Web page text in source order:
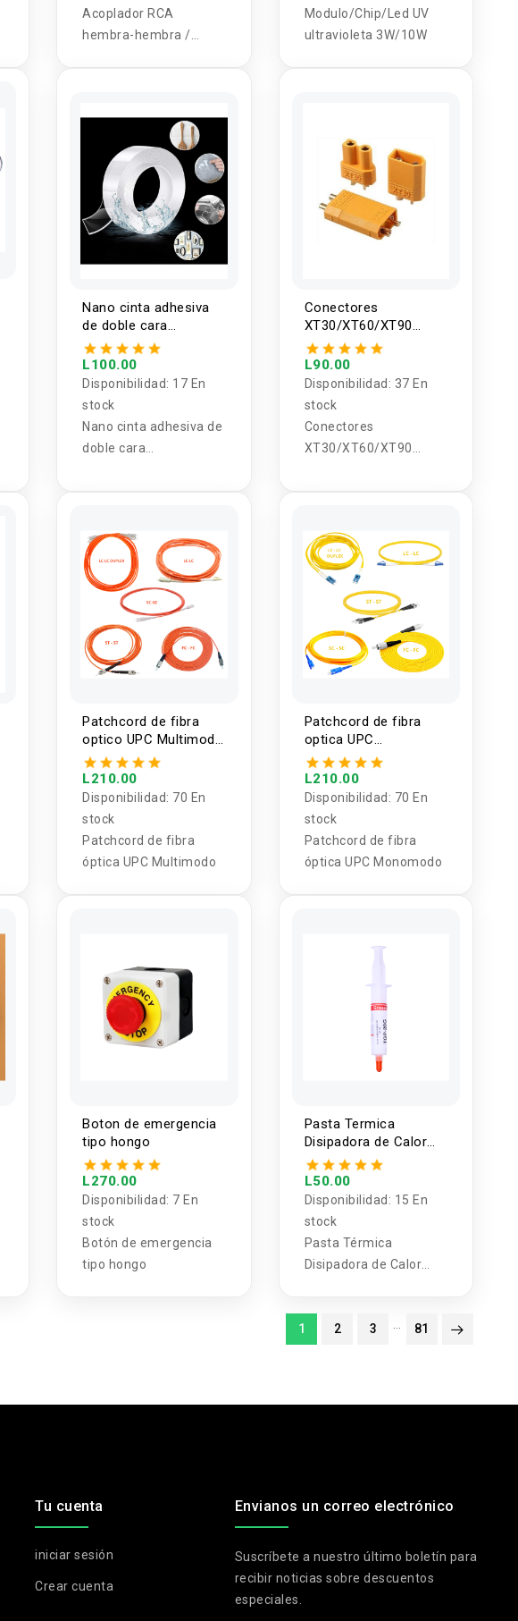
Acoplador RCA
hembra-hembra /
Modulo/Chip/Led UV
ultravioleta 3W/10W
Nano cinta adhesiva
de doble cara
transparente 20 x
3mm
L100.00
Disponibilidad: 17 En
stock
Nano cinta adhesiva de
doble cara
Conectores
XT30/XT60/XT90
hembra/macho
L90.00
Disponibilidad: 37 En
stock
Conectores
XT30/XT60/XT90
Patchcord de fibra
optico UPC Multimodo
3M
L210.00
Disponibilidad: 70 En
stock
Patchcord de fibra
óptica UPC Multimodo
Patchcord de fibra
optica UPC
Monomodo 3 metros
L210.00
Disponibilidad: 70 En
stock
Patchcord de fibra
óptica UPC Monomodo
Boton de emergencia
tipo hongo
L270.00
Disponibilidad: 7 En
stock
Botón de emergencia
tipo hongo
Pasta Termica
Disipadora de Calor
TGP-20G Blanca 20g
L50.00
Disponibilidad: 15 En
stock
Pasta Térmica
Disipadora de Calor
1 2 3 … 81
Tu cuenta
iniciar sesión
Crear cuenta
Envianos un correo electrónico
Suscríbete a nuestro último boletín para
recibir noticias sobre descuentos
especiales.